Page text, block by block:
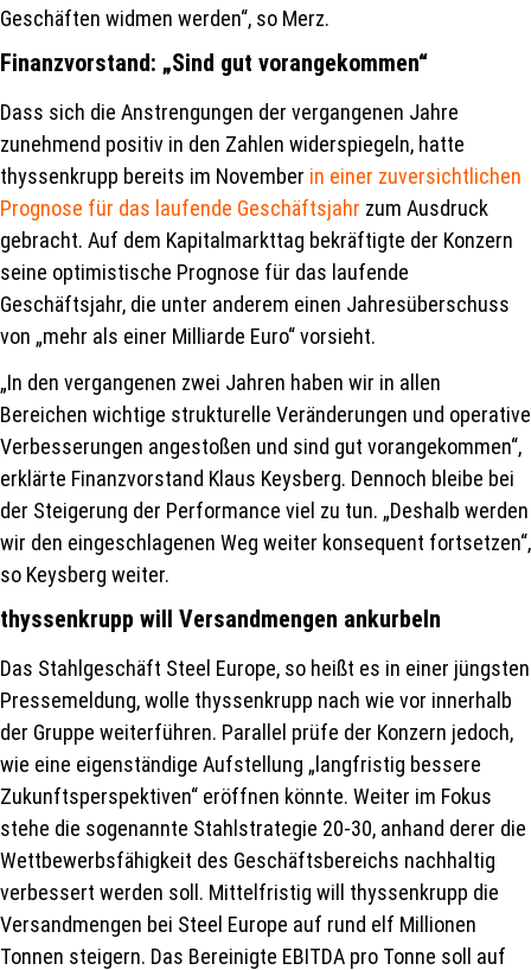
Geschäften widmen werden“, so Merz.
Finanzvorstand: „Sind gut vorangekommen“
Dass sich die Anstrengungen der vergangenen Jahre
zunehmend positiv in den Zahlen widerspiegeln, hatte
thyssenkrupp bereits im November in einer zuversichtlichen
Prognose für das laufende Geschäftsjahr zum Ausdruck
gebracht. Auf dem Kapitalmarkttag bekräftigte der Konzern
seine optimistische Prognose für das laufende
Geschäftsjahr, die unter anderem einen Jahresüberschuss
von „mehr als einer Milliarde Euro“ vorsieht.
„In den vergangenen zwei Jahren haben wir in allen
Bereichen wichtige strukturelle Veränderungen und operative
Verbesserungen angestoßen und sind gut vorangekommen“,
erklärte Finanzvorstand Klaus Keysberg. Dennoch bleibe bei
der Steigerung der Performance viel zu tun. „Deshalb werden
wir den eingeschlagenen Weg weiter konsequent fortsetzen“,
so Keysberg weiter.
thyssenkrupp will Versandmengen ankurbeln
Das Stahlgeschäft Steel Europe, so heißt es in einer jüngsten
Pressemeldung, wolle thyssenkrupp nach wie vor innerhalb
der Gruppe weiterführen. Parallel prüfe der Konzern jedoch,
wie eine eigenständige Aufstellung „langfristig bessere
Zukunftsperspektiven“ eröffnen könnte. Weiter im Fokus
stehe die sogenannte Stahlstrategie 20-30, anhand derer die
Wettbewerbsfähigkeit des Geschäftsbereichs nachhaltig
verbessert werden soll. Mittelfristig will thyssenkrupp die
Versandmengen bei Steel Europe auf rund elf Millionen
Tonnen steigern. Das Bereinigte EBITDA pro Tonne soll auf